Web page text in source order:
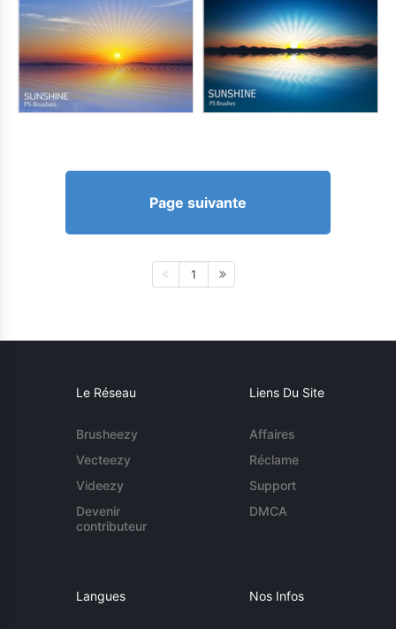
Page suivante
1
Le Réseau
Brusheezy
Vecteezy
Videezy
Devenir
contributeur
Liens Du Site
Affaires
Réclame
Support
DMCA
Langues Nos Infos